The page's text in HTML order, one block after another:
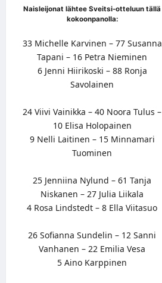
Naisleijonat lähtee Sveitsi-otteluun tällä
kokoonpanolla:
33 Michelle Karvinen – 77 Susanna
Tapani – 16 Petra Nieminen
6 Jenni Hiirikoski – 88 Ronja
Savolainen
24 Viivi Vainikka – 40 Noora Tulus –
10 Elisa Holopainen
9 Nelli Laitinen – 15 Minnamari
Tuominen
25 Jenniina Nylund – 61 Tanja
Niskanen – 27 Julia Liikala
4 Rosa Lindstedt – 8 Ella Viitasuo
26 Sofianna Sundelin – 12 Sanni
Vanhanen – 22 Emilia Vesa
5 Aino Karppinen